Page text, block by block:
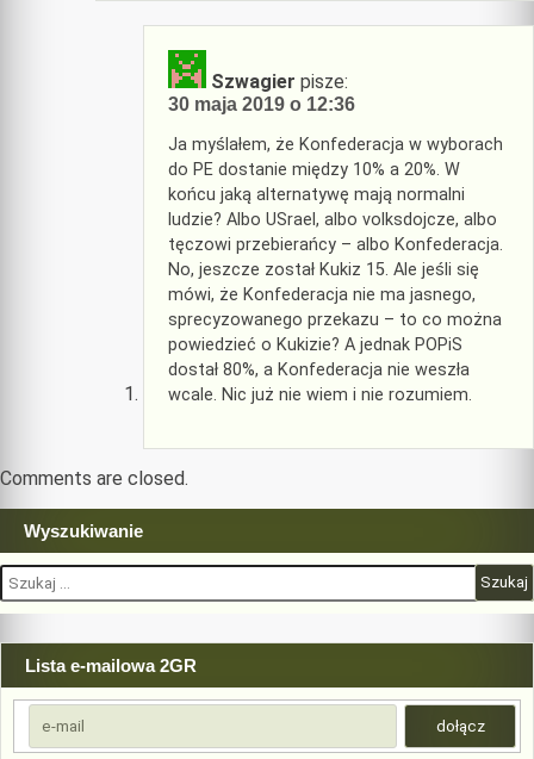
Szwagier pisze:
30 maja 2019 o 12:36
Ja myślałem, że Konfederacja w wyborach
do PE dostanie między 10% a 20%. W
końcu jaką alternatywę mają normalni
ludzie? Albo USrael, albo volksdojcze, albo
tęczowi przebierańcy – albo Konfederacja.
No, jeszcze został Kukiz 15. Ale jeśli się
mówi, że Konfederacja nie ma jasnego,
sprecyzowanego przekazu – to co można
powiedzieć o Kukizie? A jednak POPiS
dostał 80%, a Konfederacja nie weszła
wcale. Nic już nie wiem i nie rozumiem.
Comments are closed.
Wyszukiwanie
Szukaj:
Lista e-mailowa 2GR